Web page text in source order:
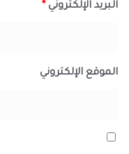
البريد الإلكتروني *
الموقع الإلكتروني